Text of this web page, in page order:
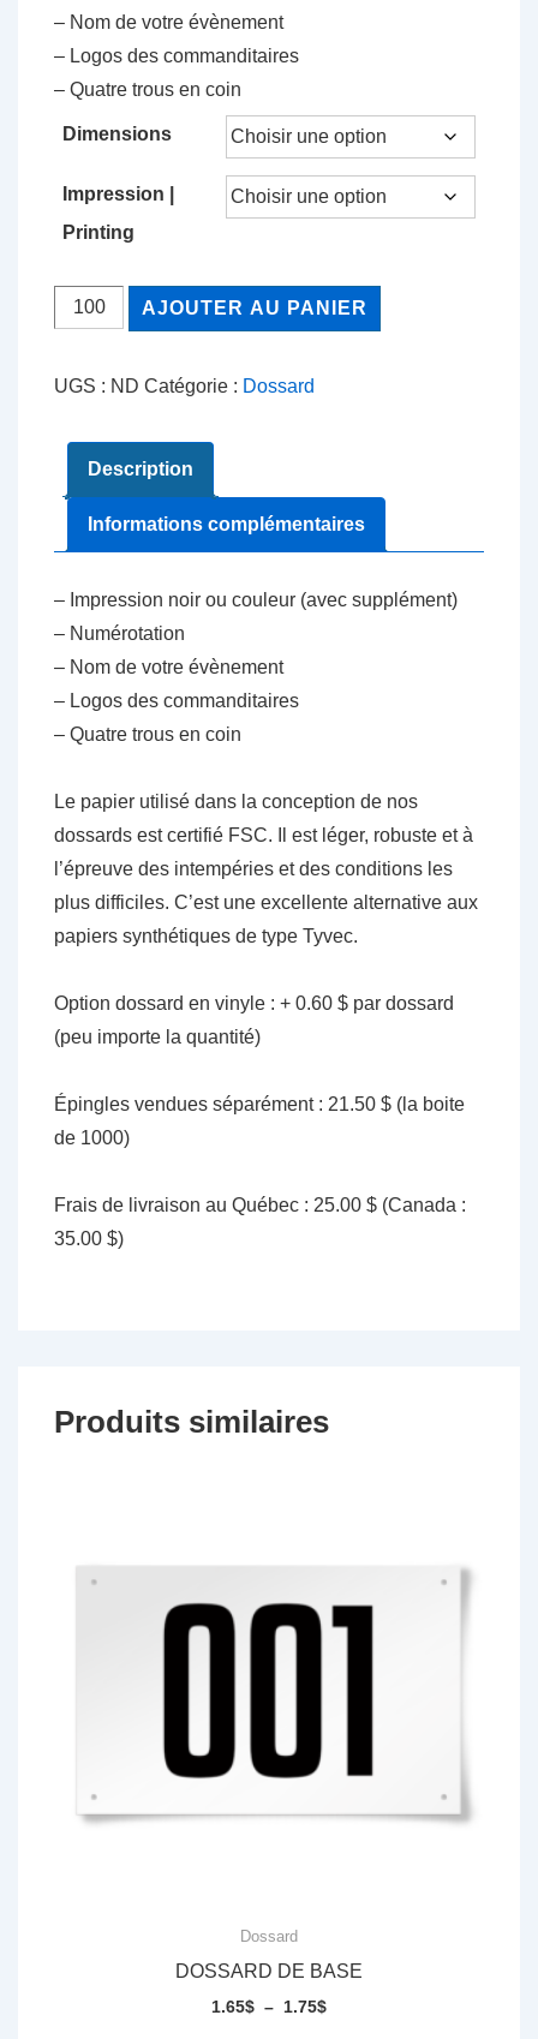
– Nom de votre évènement
– Logos des commanditaires
– Quatre trous en coin
Dimensions
Impression |
Printing
quantité
de
AJOUTER AU PANIER
UGS : ND Catégorie : Dossard
Description
Informations complémentaires
– Impression noir ou couleur (avec supplément)
– Numérotation
– Nom de votre évènement
– Logos des commanditaires
– Quatre trous en coin
Le papier utilisé dans la conception de nos
dossards est certifié FSC. Il est léger, robuste et à
l’épreuve des intempéries et des conditions les
plus difficiles. C’est une excellente alternative aux
papiers synthétiques de type Tyvec.
Option dossard en vinyle : + 0.60 $ par dossard
(peu importe la quantité)
Épingles vendues séparément : 21.50 $ (la boite
de 1000)
Frais de livraison au Québec : 25.00 $ (Canada :
35.00 $)
Produits similaires
Dossard
DOSSARD DE BASE
1.65$ – 1.75$Plage